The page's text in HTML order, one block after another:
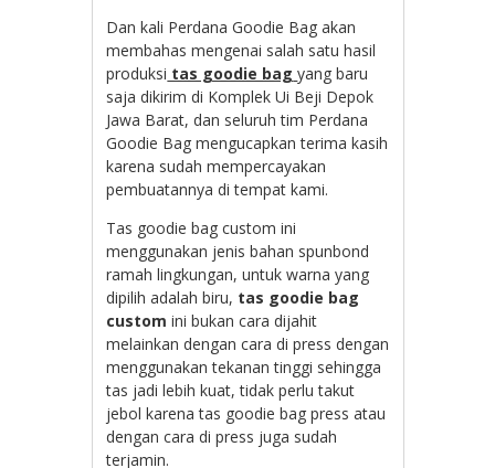
Dan kali Perdana Goodie Bag akan
membahas mengenai salah satu hasil
produksi tas goodie bag yang baru
saja dikirim di Komplek Ui Beji Depok
Jawa Barat, dan seluruh tim Perdana
Goodie Bag mengucapkan terima kasih
karena sudah mempercayakan
pembuatannya di tempat kami.
Tas goodie bag custom ini
menggunakan jenis bahan spunbond
ramah lingkungan, untuk warna yang
dipilih adalah biru, tas goodie bag
custom ini bukan cara dijahit
melainkan dengan cara di press dengan
menggunakan tekanan tinggi sehingga
tas jadi lebih kuat, tidak perlu takut
jebol karena tas goodie bag press atau
dengan cara di press juga sudah
terjamin.